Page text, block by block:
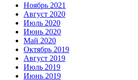
Ноябрь 2021
Август 2020
Июль 2020
Июнь 2020
Май 2020
Октябрь 2019
Август 2019
Июль 2019
Июнь 2019